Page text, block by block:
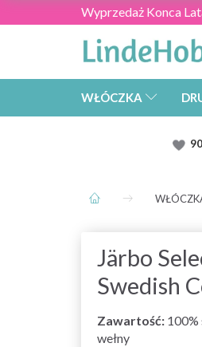
Wyprzedaż Konca
WŁÓCZKA
90
Järbo
Swedish
Zawartość: 100%
wełny